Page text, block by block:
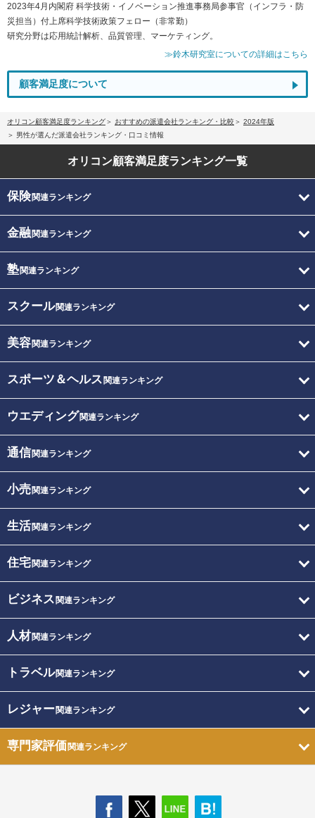
2023年4月内閣府 科学技術・イノベーション推進事務局参事官（インフラ・防
災担当）付上席科学技術政策フェロー（非常勤）
研究分野は応用統計解析、品質管理、マーケティング。
≫鈴木研究室についての詳細はこちら
顧客満足度について
オリコン顧客満足度ランキング おすすめの派遣会社ランキング・比較
2024年版
男性が選んだ派遣会社ランキング・口コミ情報
オリコン顧客満足度ランキング一覧
保険関連ランキング
金融関連ランキング
塾関連ランキング
スクール関連ランキング
美容関連ランキング
スポーツ＆ヘルス 関連ランキング
ウエディング関連ランキング
通信関連ランキング
小売関連ランキング
生活関連ランキング
住宅関連ランキング
ビジネス 関連ランキング
人材関連ランキング
トラベル関連ランキング
レジャー関連ランキング
専門家評価関連ランキング